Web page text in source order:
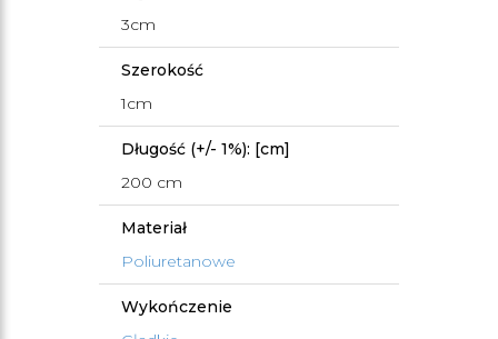
3cm
Szerokość
1cm
Długość (+/- 1%): [cm]
200 cm
Materiał
Poliuretanowe
Wykończenie